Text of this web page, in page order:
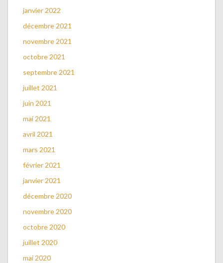
janvier 2022
décembre 2021
novembre 2021
octobre 2021
septembre 2021
juillet 2021
juin 2021
mai 2021
avril 2021
mars 2021
février 2021
janvier 2021
décembre 2020
novembre 2020
octobre 2020
juillet 2020
mai 2020